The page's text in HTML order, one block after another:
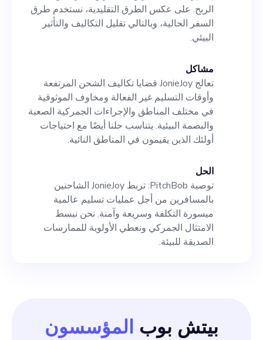
الربح. على عكس الطرق التقليدية، نستخدم طرق
السفر الحالية، وبالتالي تقليل التكاليف والتأثير
البيئي.
مشاكل
تعالج JonieJoy قضايا تكاليف الشحن المرتفعة
وأوقات التسليم غير الفعالة ومخاوف الموثوقية
في مختلف المناطق والإجراءات الجمركية الصعبة
والبصمة البيئية. يتناسب حلنا أيضًا مع احتياجات
أولئك الذين يقيمون في المناطق النائية.
الحل
توصية PitchBob: تربط JonieJoy الشاحنين
بالمسافرين من أجل عمليات تسليم عالمية
ميسورة التكلفة وسريعة وآمنة. نحن نبسط
الامتثال الجمركي ونعطي الأولوية للممارسات
الصديقة للبيئة.
بيتش بوب المؤسسون